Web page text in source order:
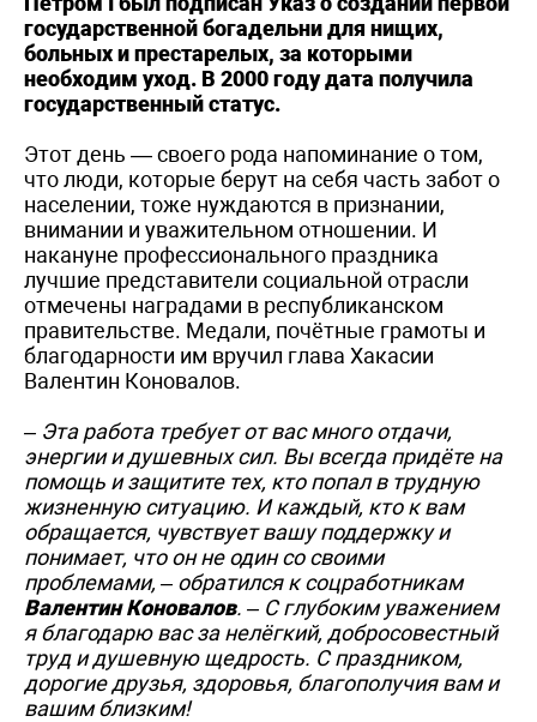
государственной богадельни для нищих,
больных и престарелых, за которыми
необходим уход. В 2000 году дата получила
государственный статус.
Этот день — своего рода напоминание о том,
что люди, которые берут на себя часть забот о
населении, тоже нуждаются в признании,
внимании и уважительном отношении. И
накануне профессионального праздника
лучшие представители социальной отрасли
отмечены наградами в республиканском
правительстве. Медали, почётные грамоты и
благодарности им вручил глава Хакасии
Валентин Коновалов.
– Эта работа требует от вас много отдачи,
энергии и душевных сил. Вы всегда придёте на
помощь и защитите тех, кто попал в трудную
жизненную ситуацию. И каждый, кто к вам
обращается, чувствует вашу поддержку и
понимает, что он не один со своими
проблемами, – обратился к соцработникам
Валентин Коновалов. – С глубоким уважением
я благодарю вас за нелёгкий, добросовестный
труд и душевную щедрость. С праздником,
дорогие друзья, здоровья, благополучия вам и
вашим близким!